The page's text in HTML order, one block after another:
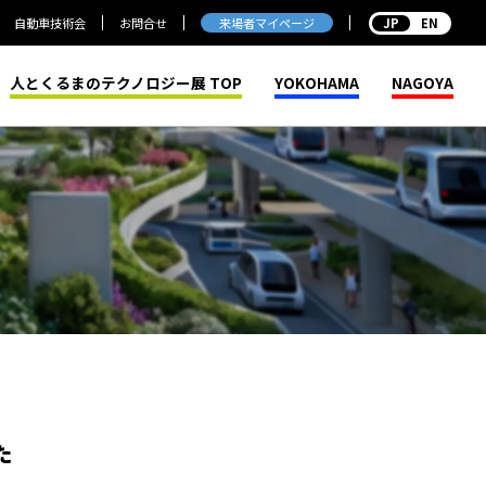
自動車技術会 お問合せ 来場者マイページ EN
人とくるまのテクノロジー展 TOP YOKOHAMA NAGOYA